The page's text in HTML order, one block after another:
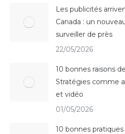
Les publicités
Canada : un
surveiller de près
22/05/2026
10 bonnes raisons
Stratégies comme
et vidéo
01/05/2026
10 bonnes